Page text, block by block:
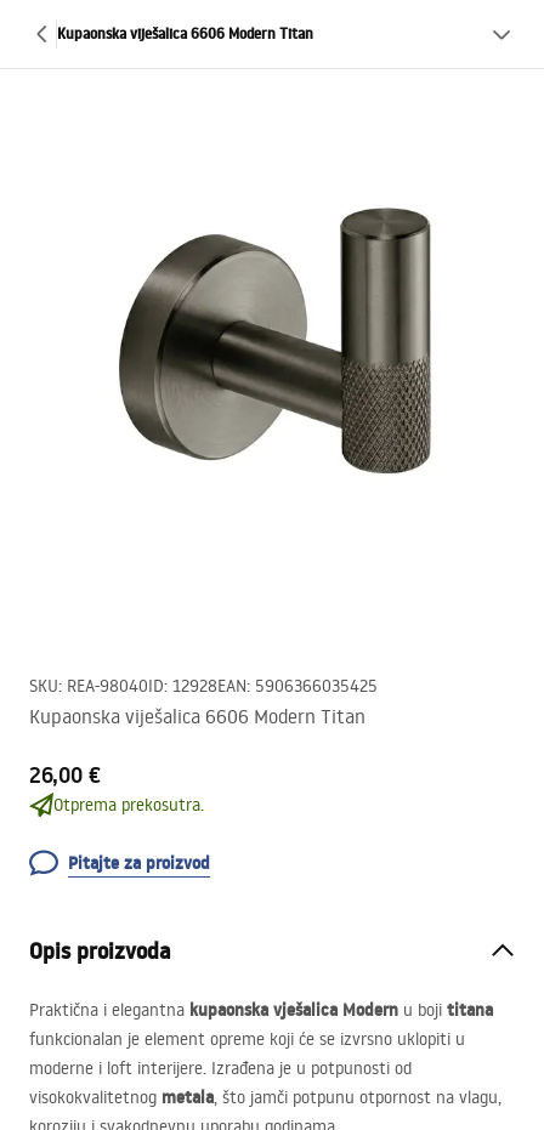
Kupaonska viješalica 6606 Modern Titan
SKU: REA-98040ID: 12928EAN: 5906366035425
Kupaonska viješalica 6606 Modern Titan
26,00 €
Otprema prekosutra.
Pitajte za proizvod
Opis proizvoda
Praktična i elegantna kupaonska vješalica Modern u boji titana
funkcionalan je element opreme koji će se izvrsno uklopiti u
moderne i loft interijere. Izrađena je u potpunosti od
visokokvalitetnog metala, što jamči potpunu otpornost na vlagu,